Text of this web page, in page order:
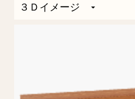
３Ｄイメージ